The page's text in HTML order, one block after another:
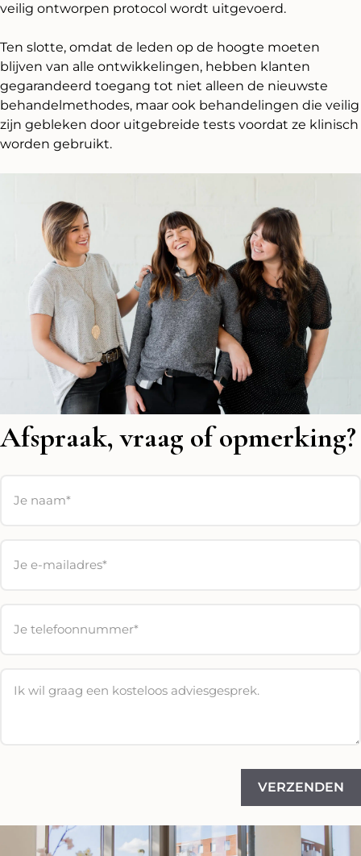
veilig ontworpen protocol wordt uitgevoerd.
Ten slotte, omdat de leden op de hoogte moeten
blijven van alle ontwikkelingen, hebben klanten
gegarandeerd toegang tot niet alleen de nieuwste
behandelmethodes, maar ook behandelingen die veilig
zijn gebleken door uitgebreide tests voordat ze klinisch
worden gebruikt.
Afspraak, vraag of opmerking?
VERZENDEN